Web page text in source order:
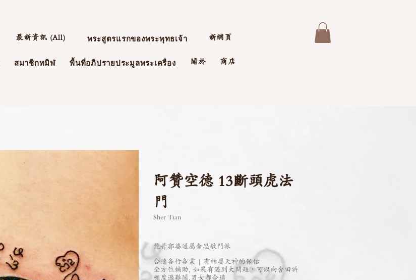
最新資訊 (All) พระสูตรแรกของพระพุทธเจ้า 新網頁
สมาชิกทมิฬ พื้นที่อภิปรายประมูลพระเครื่อง 關於 商店
阿贊空德 13斷頭虎法
門
Sher Tian
龍普郭婆通屬舍思敏門派
合適各行各業 | 有帕嬰天神的保佑
全方位輔助, 如果有遇到大問題，可以向舍田許
願度過難關,男女都合適